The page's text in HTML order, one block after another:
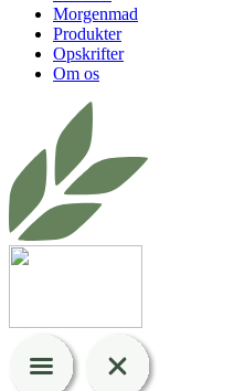
Morgenmad
Produkter
Opskrifter
Om os